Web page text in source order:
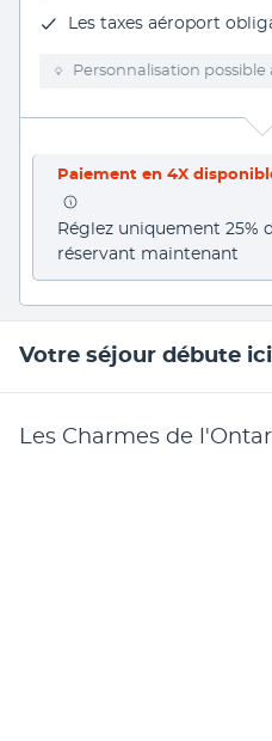
Les taxes aéroport
Personnalisation possible
Paiement en 4X
Réglez uniquement 25%
réservant maintenant
Votre séjour débute ici
Les Charmes de